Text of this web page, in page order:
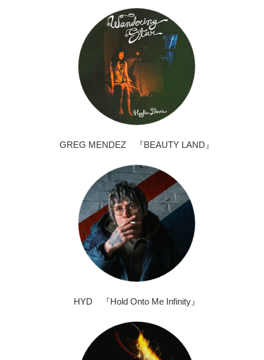
GREG MENDEZ 『BEAUTY LAND』
HYD 『Hold Onto Me Infinity』